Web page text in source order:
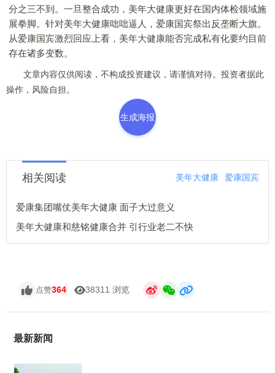
分之三不到。一旦整合成功，美年大健康更好在国内体检领域施
展拳脚。针对美年大健康咄咄逼人，爱康国宾祭出反垄断大旗。
从爱康国宾激烈回应上看，美年大健康能否完成私有化要约目前
存在诸多变数。
文章内容仅供阅读，不构成投资建议，请谨慎对待。投资者据此
操作，风险自担。
生成海报
相关阅读 美年大健康 爱康国宾
爱康集团嘴仗美年大健康 面子大过意义
美年大健康和慈铭健康合并 引行业老二不快
点赞364 38311 浏览
最新新闻